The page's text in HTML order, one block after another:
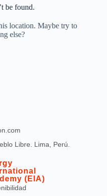
be found.
location. Maybe try to
else?
Libre. Lima, Perú.
(EIA)